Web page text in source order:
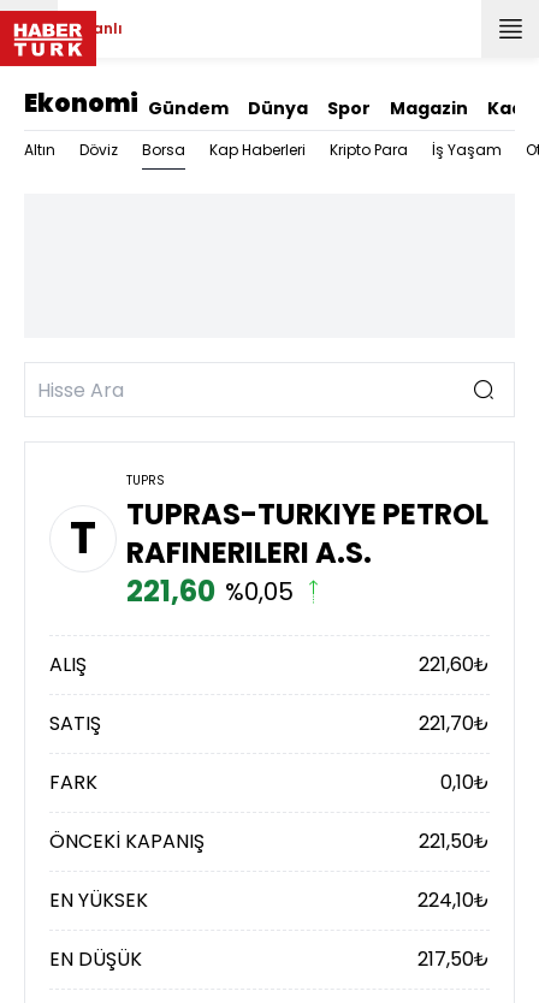
Canlı
Ekonomi Gündem Dünya Spor Magazin
Altın Döviz Borsa Kap Haberleri Kripto Para İş Yaşam
T
TUPRS
TUPRAS-TURKIYE PETROL
RAFINERILERI A.S.
221,60 %0,05
ALIŞ 221,60₺
SATIŞ 221,70₺
FARK 0,10₺
ÖNCEKİ KAPANIŞ 221,50₺
EN YÜKSEK 224,10₺
EN DÜŞÜK 217,50₺